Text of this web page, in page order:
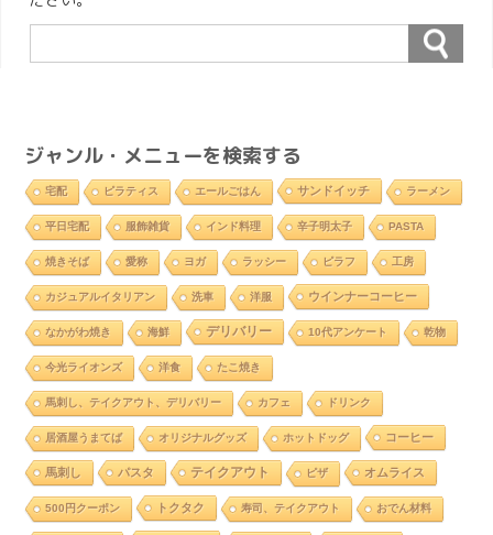
ジャンル・メニューを検索する
宅配 ピラティス エールごはん サンドイッチ ラーメン
平日宅配 服飾雑貨 インド料理 辛子明太子 PASTA
焼きそば 愛称 ヨガ ラッシー ピラフ 工房
カジュアルイタリアン 洗車 洋服 ウインナーコーヒー
なかがわ焼き 海鮮 デリバリー 10代アンケート 乾物
今光ライオンズ 洋食 たこ焼き
馬刺し、テイクアウト、デリバリー カフェ ドリンク
居酒屋うまてば オリジナルグッズ ホットドッグ コーヒー
馬刺し パスタ テイクアウト ピザ オムライス
500円クーポン トクタク 寿司、テイクアウト おでん材料